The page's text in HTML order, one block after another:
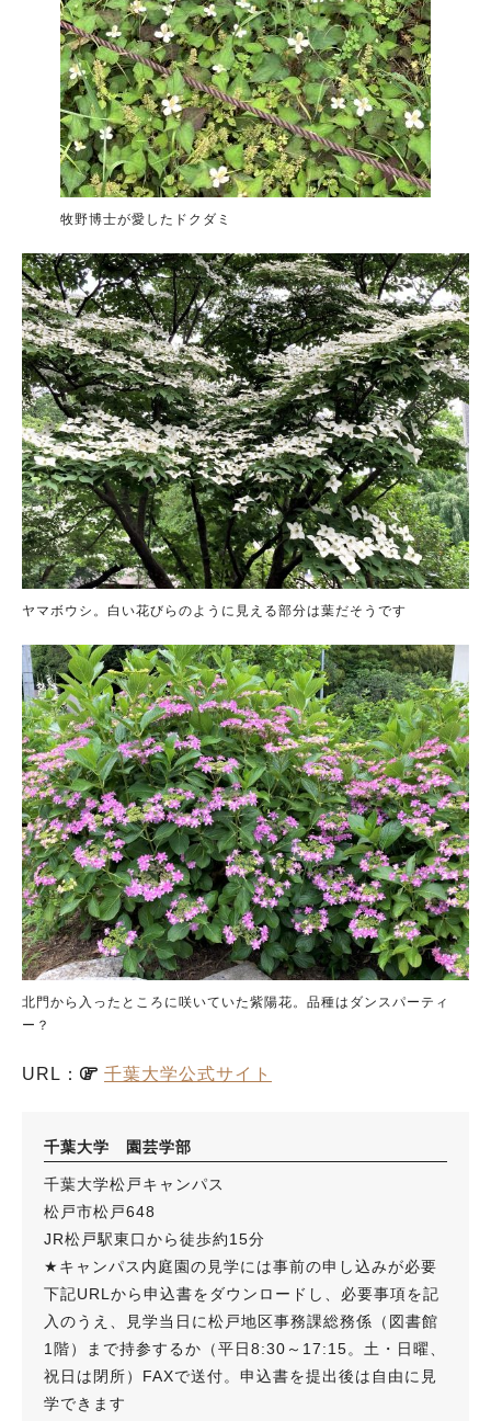
牧野博士が愛したドクダミ
ヤマボウシ。白い花びらのように見える部分は葉だそうです
北門から入ったところに咲いていた紫陽花。品種はダンスパーティ
ー？
URL： 千葉大学公式サイト
千葉大学 園芸学部
千葉大学松戸キャンパス
松戸市松戸648
JR松戸駅東口から徒歩約15分
★キャンパス内庭園の見学には事前の申し込みが必要
下記URLから申込書をダウンロードし、必要事項を記
入のうえ、見学当日に松戸地区事務課総務係（図書館
1階）まで持参するか（平日8:30～17:15。土・日曜、
祝日は閉所）FAXで送付。申込書を提出後は自由に見
学できます